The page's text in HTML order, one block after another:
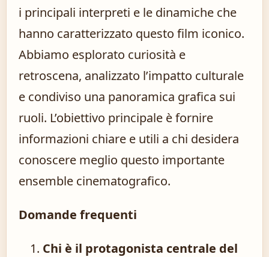
i principali interpreti e le dinamiche che
hanno caratterizzato questo film iconico.
Abbiamo esplorato curiosità e
retroscena, analizzato l’impatto culturale
e condiviso una panoramica grafica sui
ruoli. L’obiettivo principale è fornire
informazioni chiare e utili a chi desidera
conoscere meglio questo importante
ensemble cinematografico.
Domande frequenti
Chi è il protagonista centrale del